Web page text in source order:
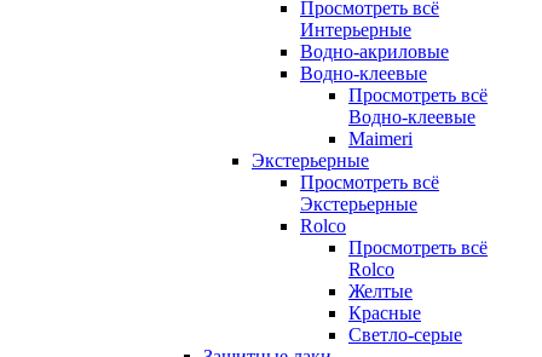
Просмотреть всё
Интерьерные
Водно-акриловые
Водно-клеевые
Просмотреть всё
Водно-клеевые
Maimeri
Экстерьерные
Просмотреть всё
Экстерьерные
Rolco
Просмотреть всё
Rolco
Желтые
Красные
Светло-серые